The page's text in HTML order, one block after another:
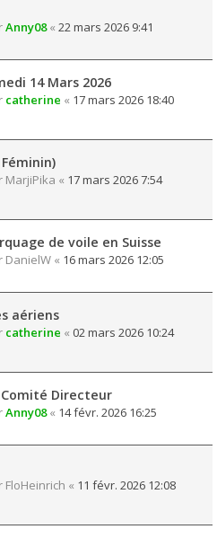
Anny08« 22 mars 2026 9:41
14 Mars 2026
catherine « 17 mars 2026 18:40
Féminin)
MarjiPika « 17 mars 2026 7:54
de voile en Suisse
DanielW « 16 mars 2026 12:05
aériens
catherine « 02 mars 2026 10:24
Directeur
Anny08« 14 févr. 2026 16:25
FloHeinrich « 11 févr. 2026 12:08